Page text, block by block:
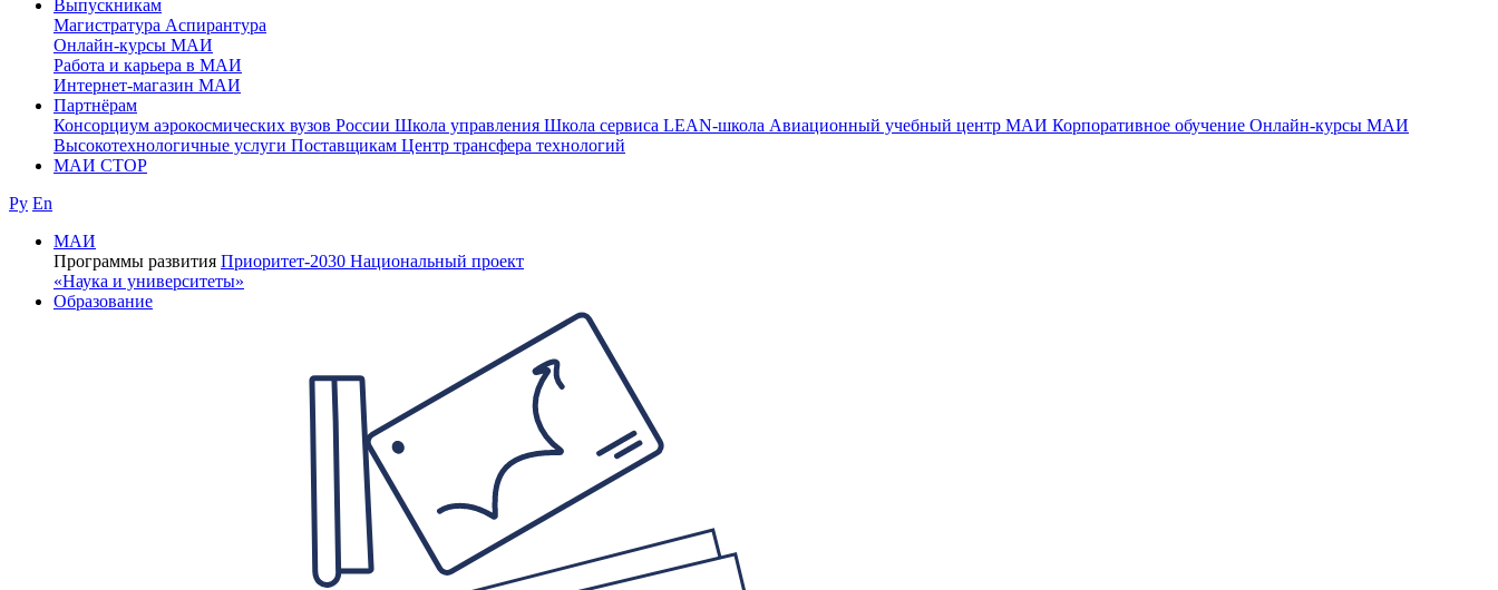
Выпускникам
Магистратура Аспирантура
Онлайн-курсы МАИ
Работа и карьера в МАИ
Интернет-магазин МАИ
Партнёрам
Консорциум аэрокосмических вузов России Школа управления Школа сервиса LEAN-школа Авиационный учебный центр МАИ Корпоративное обучение Онлайн-курсы МАИ
Высокотехнологичные услуги Поставщикам Центр трансфера технологий
МАИ СТОР
Ру En
МАИ
Программы развития Приоритет-2030 Национальный проект
«Наука и университеты»
Образование